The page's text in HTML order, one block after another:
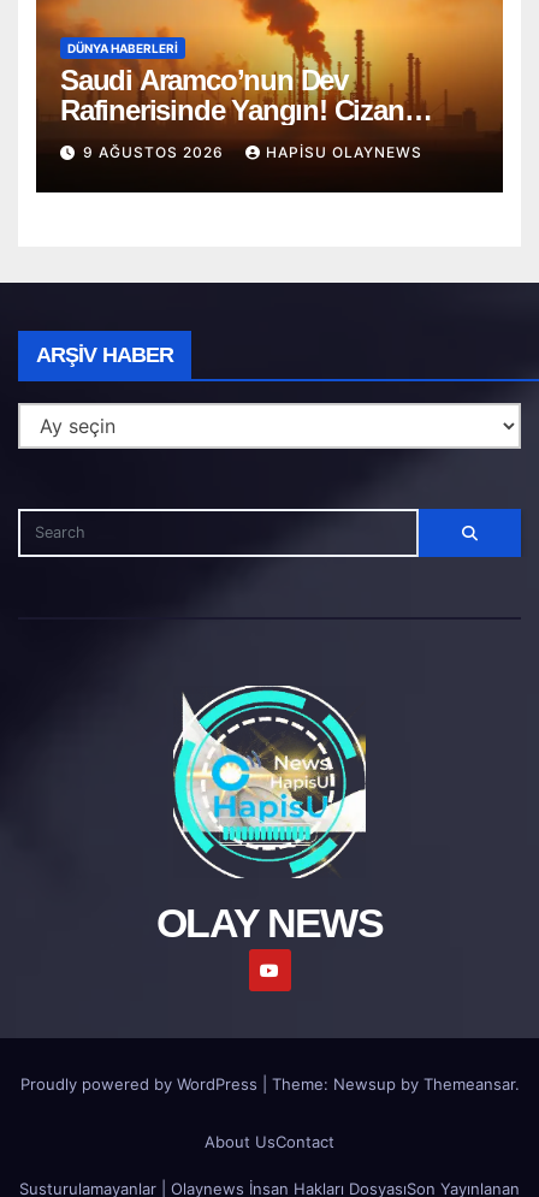
DÜNYA HABERLERI
Saudi Aramco’nun Dev
Rafinerisinde Yangın! Cizan
Bölgesi Alarmda
9 AĞUSTOS 2026 HAPISU OLAYNEWS
ARŞIV HABER
Haber
OLAY NEWS
Proudly powered by WordPress Theme: Newsup by Themeansar.
About UsContact
Susturulamayanlar | Olaynews İnsan Hakları DosyasıSon Yayınlanan